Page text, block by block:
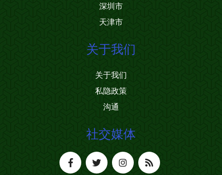
深圳市
天津市
关于我们
关于我们
私隐政策
沟通
社交媒体